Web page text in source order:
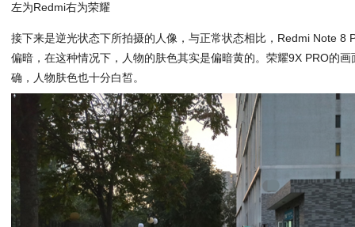
左为Redmi右为荣耀
接下来是逆光状态下所拍摄的人像，与正常状态相比，Redmi Note 8
偏暗，在这种情况下，人物的肤色其实是偏暗黄的。荣耀9X PRO的
确，人物肤色也十分白皙。